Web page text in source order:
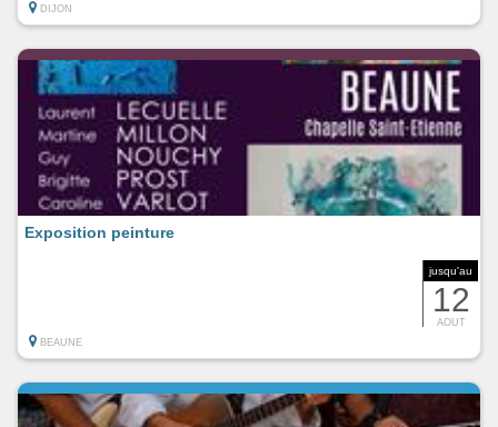
DIJON
jusqu'au
12
AOUT
Exposition peinture
BEAUNE